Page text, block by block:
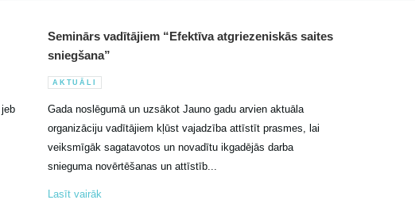
Seminārs vadītājiem “Efektīva atgriezeniskās saites
sniegšana”
AKTUĀLI
Gada noslēgumā un uzsākot Jauno gadu arvien aktuāla
organizāciju vadītājiem kļūst vajadzība attīstīt prasmes, lai
veiksmīgāk sagatavotos un novadītu ikgadējās darba
snieguma novērtēšanas un attīstīb...
Lasīt vairāk